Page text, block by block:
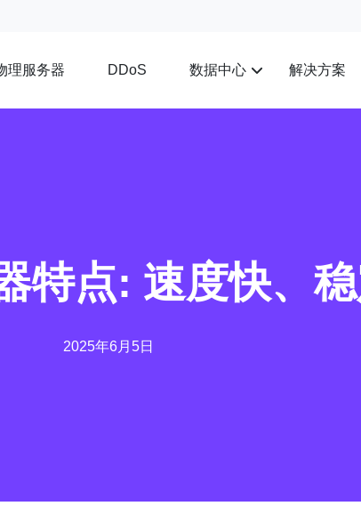
理服务器 DDoS 数据中心 解决方案
特点: 速度快、
2025年6月5日